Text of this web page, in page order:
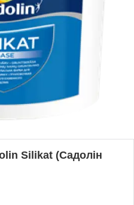
Silikat (Садолін